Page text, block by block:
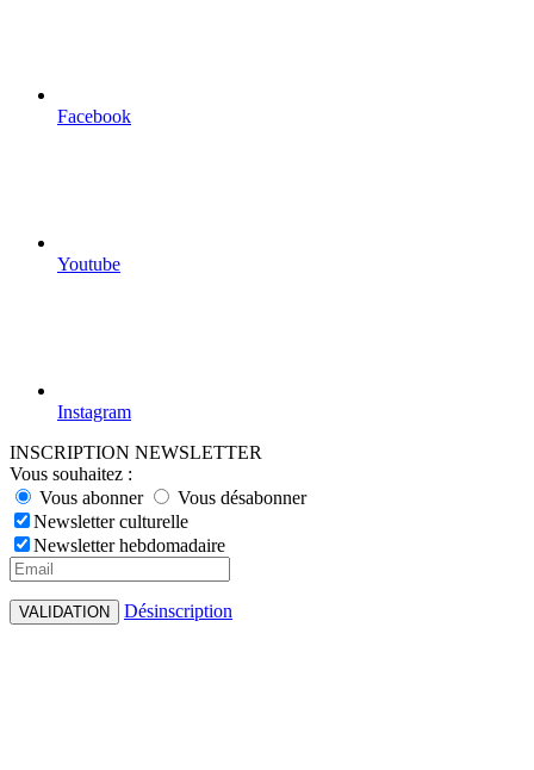
Facebook
Youtube
Instagram
INSCRIPTION NEWSLETTER
Vous souhaitez :
Vous abonner
Vous désabonner
Newsletter culturelle
Newsletter hebdomadaire
VALIDATION Désinscription